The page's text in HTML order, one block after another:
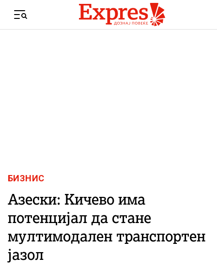
Menu
БИЗНИС
Азески: Кичево има
потенцијал да стане
мултимодален транспортен
јазол